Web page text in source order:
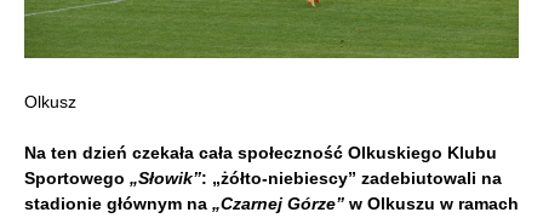
Olkusz
Na ten dzień czekała cała społeczność Olkuskiego Klubu
Sportowego „Słowik”: „żółto-niebiescy” zadebiutowali na
stadionie głównym na „Czarnej Górze” w Olkuszu w ramach